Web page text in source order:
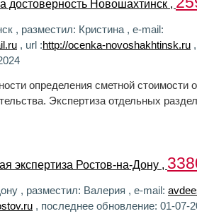
достоверность Новошахтинск ,
, разместил: Кристина , e-mail:
, url :http://ocenka-novoshakhtinsk.ru
определения сметной стоимости
Экспертиза отдельных
экспертиза Ростов-на-Дону ,
, разместил: Валерия , e-mail:
, последнее обновление: 01-07-